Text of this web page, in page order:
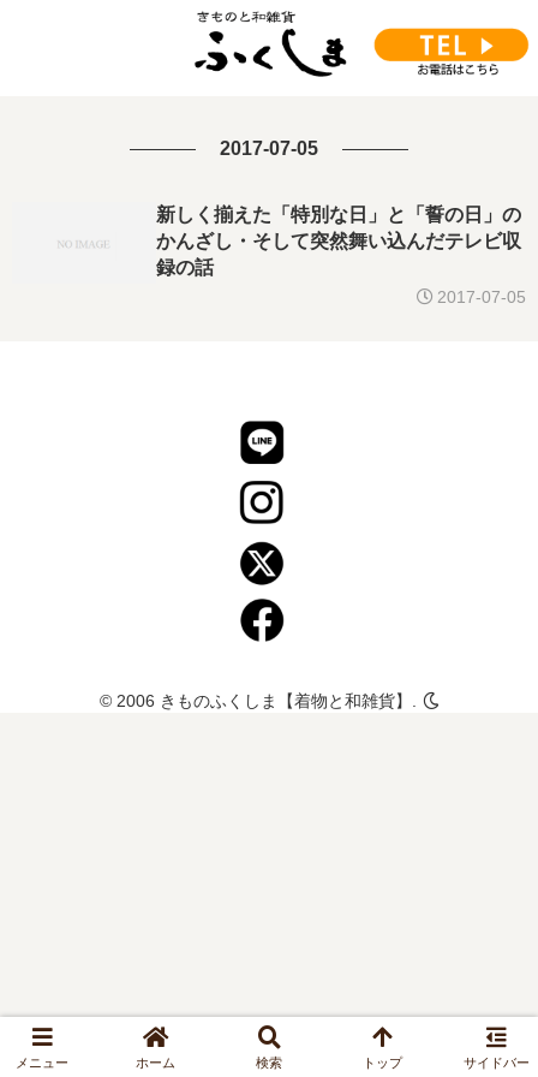
2017-07-05
新しく揃えた「特別な日」と「誓の日」の
かんざし・そして突然舞い込んだテレビ収
録の話
2017-07-05
© 2006 きものふくしま【着物と和雑貨】.
メニュー ホーム 検索 トップ サイドバー